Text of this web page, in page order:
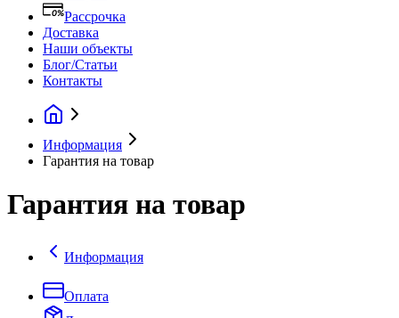
Рассрочка
Доставка
Наши объекты
Блог/Статьи
Контакты
Информация
Гарантия на товар
Гарантия на товар
Информация
Оплата